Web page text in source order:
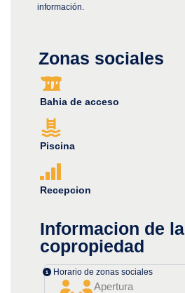
información.
Zonas sociales
Bahia de acceso
Piscina
Recepcion
Informacion de la
copropiedad
Horario de zonas sociales
Apertura